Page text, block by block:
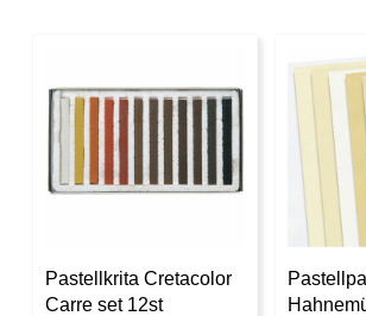
Pastellkrita Cretacolor
Carre set 12st